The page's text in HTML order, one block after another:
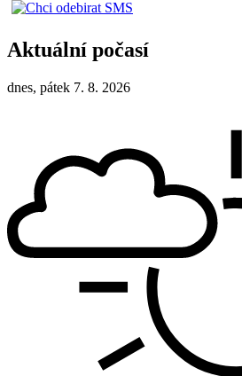
Aktuální počasí
dnes, pátek 7. 8. 2026